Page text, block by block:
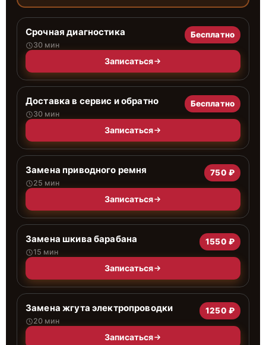
Срочная диагностика
30 мин
Бесплатно
Записаться
Доставка в сервис и обратно
30 мин
Бесплатно
Записаться
Замена приводного ремня
25 мин
750 ₽
Записаться
Замена шкива барабана
15 мин
1550 ₽
Записаться
Замена жгута электропроводки
20 мин
1250 ₽
Записаться